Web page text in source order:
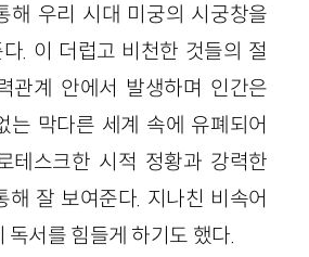
해 우리 시대 미궁의 시궁창을
. 이 더럽고 비천한 것들의 절
관계 안에서 발생하며 인간은
는 막다른 세계 속에 유폐되어
테스크한 시적 정황과 강력한
해 잘 보여준다. 지나친 비속어
독서를 힘들게 하기도 했다.